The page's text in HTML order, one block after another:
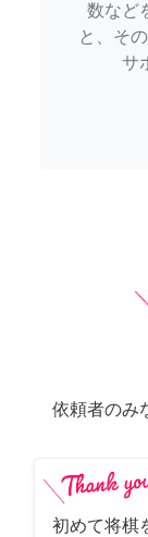
数など
と、そ
サ
依頼者のみ
初めて将棋